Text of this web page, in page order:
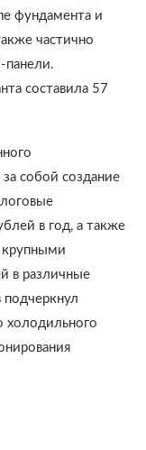
фундамента и
частично
панели.
составила 57
собой создание
в год, а также
крупными
в различные
холодильного